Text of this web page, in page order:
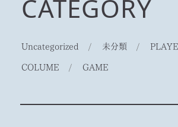
CATEGORY
Uncategorized / 未分類 /
COLUME / GAME